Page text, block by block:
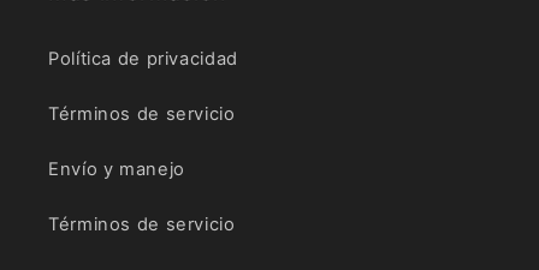
Política de privacidad
Términos de servicio
Envío y manejo
Términos de servicio